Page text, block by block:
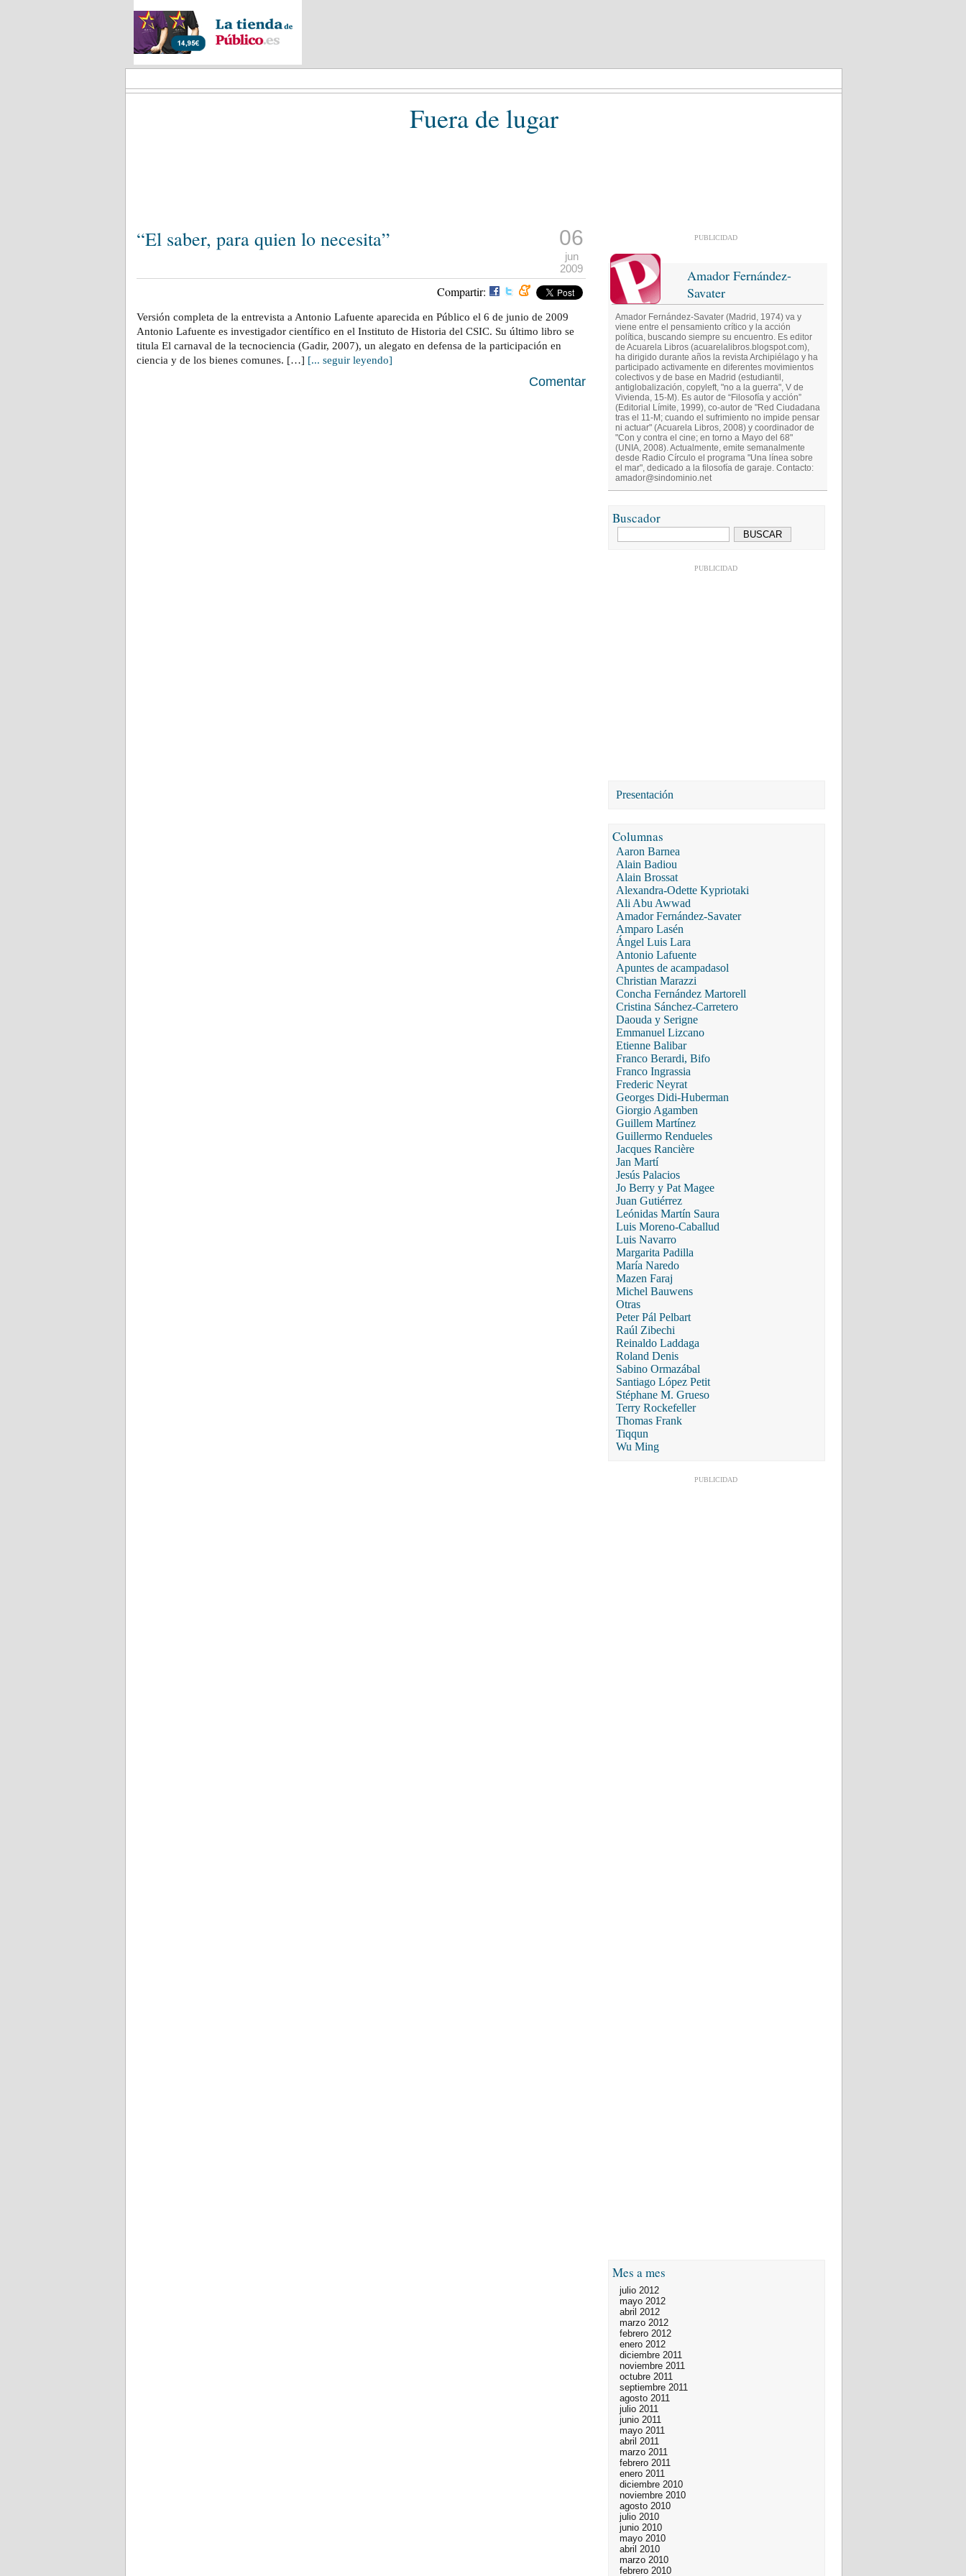
Fuera de lugar
“El saber, para quien lo necesita” 06
jun
2009
Compartir:
Versión completa de la entrevista a Antonio Lafuente aparecida en Público el 6 de junio de 2009
Antonio Lafuente es investigador científico en el Instituto de Historia del CSIC. Su último libro se
titula El carnaval de la tecnociencia (Gadir, 2007), un alegato en defensa de la participación en
ciencia y de los bienes comunes. […] [... seguir leyendo]
Comentar
PUBLICIDAD
Amador Fernández-
Savater
Amador Fernández-Savater (Madrid, 1974) va y
viene entre el pensamiento crítico y la acción
política, buscando siempre su encuentro. Es editor
de Acuarela Libros (acuarelalibros.blogspot.com),
ha dirigido durante años la revista Archipiélago y ha
participado activamente en diferentes movimientos
colectivos y de base en Madrid (estudiantil,
antiglobalización, copyleft, "no a la guerra", V de
Vivienda, 15-M). Es autor de “Filosofía y acción”
(Editorial Límite, 1999), co-autor de "Red Ciudadana
tras el 11-M; cuando el sufrimiento no impide pensar
ni actuar" (Acuarela Libros, 2008) y coordinador de
"Con y contra el cine; en torno a Mayo del 68"
(UNIA, 2008). Actualmente, emite semanalmente
desde Radio Círculo el programa "Una línea sobre
el mar", dedicado a la filosofía de garaje. Contacto:
amador@sindominio.net
Buscador
PUBLICIDAD
Presentación
Columnas
Aaron Barnea
Alain Badiou
Alain Brossat
Alexandra-Odette Kypriotaki
Ali Abu Awwad
Amador Fernández-Savater
Amparo Lasén
Ángel Luis Lara
Antonio Lafuente
Apuntes de acampadasol
Christian Marazzi
Concha Fernández Martorell
Cristina Sánchez-Carretero
Daouda y Serigne
Emmanuel Lizcano
Etienne Balibar
Franco Berardi, Bifo
Franco Ingrassia
Frederic Neyrat
Georges Didi-Huberman
Giorgio Agamben
Guillem Martínez
Guillermo Rendueles
Jacques Rancière
Jan Martí
Jesús Palacios
Jo Berry y Pat Magee
Juan Gutiérrez
Leónidas Martín Saura
Luis Moreno-Caballud
Luis Navarro
Margarita Padilla
María Naredo
Mazen Faraj
Michel Bauwens
Otras
Peter Pál Pelbart
Raúl Zibechi
Reinaldo Laddaga
Roland Denis
Sabino Ormazábal
Santiago López Petit
Stéphane M. Grueso
Terry Rockefeller
Thomas Frank
Tiqqun
Wu Ming
PUBLICIDAD
Mes a mes
julio 2012
mayo 2012
abril 2012
marzo 2012
febrero 2012
enero 2012
diciembre 2011
noviembre 2011
octubre 2011
septiembre 2011
agosto 2011
julio 2011
junio 2011
mayo 2011
abril 2011
marzo 2011
febrero 2011
enero 2011
diciembre 2010
noviembre 2010
agosto 2010
julio 2010
junio 2010
mayo 2010
abril 2010
marzo 2010
febrero 2010